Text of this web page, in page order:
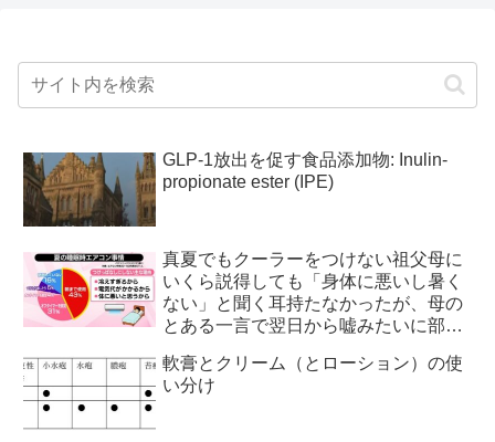
GLP-1放出を促す食品添加物: Inulin-
propionate ester (IPE)
真夏でもクーラーをつけない祖父母に
いくら説得しても「身体に悪いし暑く
ない」と聞く耳持たなかったが、母の
とある一言で翌日から嘘みたいに部屋
軟膏とクリーム（とローション）の使
い分け